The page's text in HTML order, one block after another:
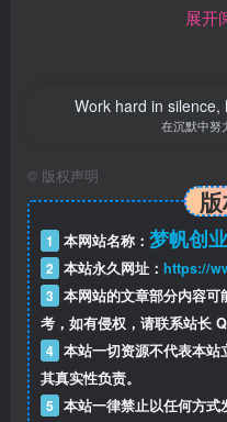
展开
Work hard in silence,
在沉默中努
© 版权声明
1 本网站名称： 梦帆创
2 本站永久网址： https://
3 本网站的文章部分内容可
考，如有侵权，请联系站长
4 本站一切资源不代表本站
其真实性负责。
5 本站一律禁止以任何方式